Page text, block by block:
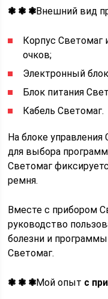
❃ ❃ ❃Внешний вид
Корпус
очков;
Электронный
Блок питания
Кабель Светомаг.
На блоке
для выбора
Светомаг
ремня.
Вместе с прибором
руководство
болезни и
Светомаг.
❃ ❃ ❃Мой опыт с